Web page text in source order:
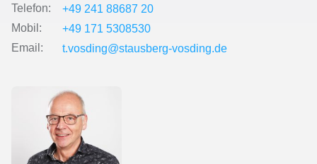
Telefon:
+49 241 88687 20
Mobil:
+49 171 5308530
Email:
t.vosding@stausberg-vosding.de